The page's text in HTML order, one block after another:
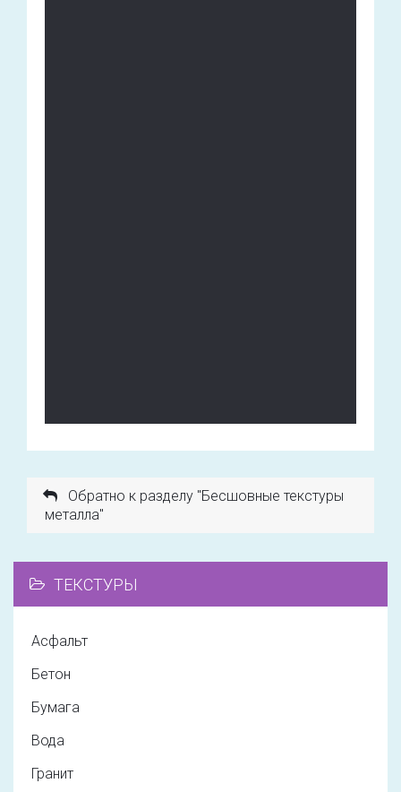
Обратно к разделу "Бесшовные текстуры
металла"
ТЕКСТУРЫ
Асфальт
Бетон
Бумага
Вода
Гранит